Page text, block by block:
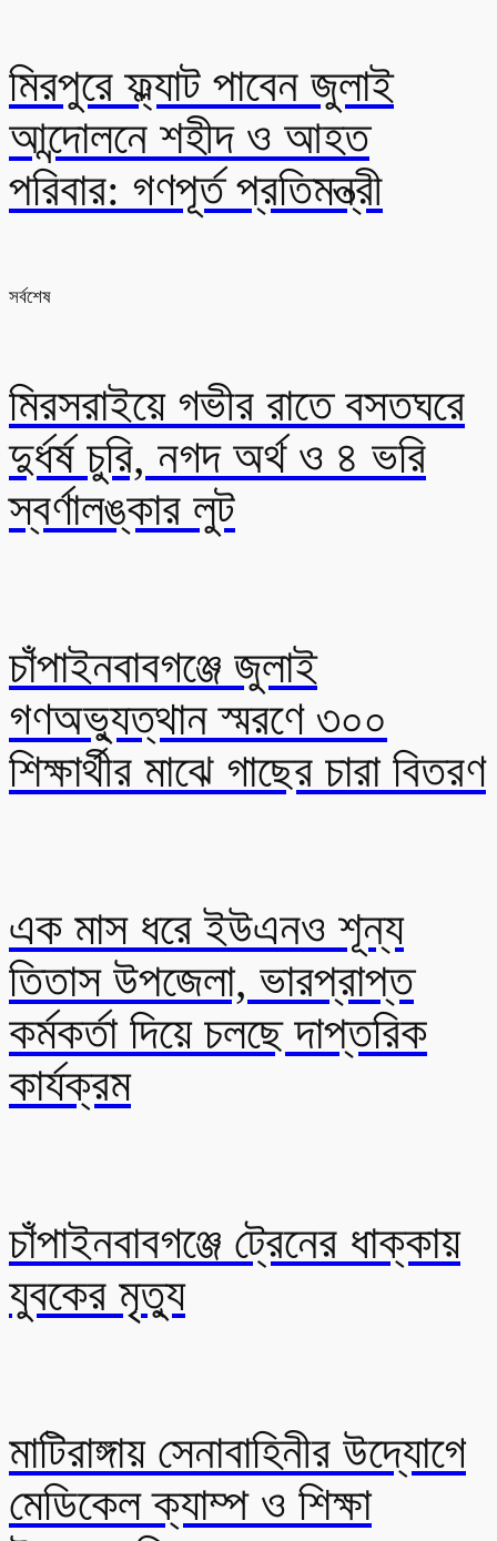
মিরপুরে ফ্ল্যাট পাবেন জুলাই
আন্দোলনে শহীদ ও আহত
পরিবার: গণপূর্ত প্রতিমন্ত্রী
সর্বশেষ
মিরসরাইয়ে গভীর রাতে বসতঘরে
দুর্ধর্ষ চুরি, নগদ অর্থ ও ৪ ভরি
স্বর্ণালঙ্কার লুট
চাঁপাইনবাবগঞ্জে জুলাই
গণঅভ্যুত্থান স্মরণে ৩০০
শিক্ষার্থীর মাঝে গাছের চারা বিতরণ
এক মাস ধরে ইউএনও শূন্য
তিতাস উপজেলা, ভারপ্রাপ্ত
কর্মকর্তা দিয়ে চলছে দাপ্তরিক
কার্যক্রম
চাঁপাইনবাবগঞ্জে ট্রেনের ধাক্কায়
যুবকের মৃত্যু
মাটিরাঙ্গায় সেনাবাহিনীর উদ্যোগে
মেডিকেল ক্যাম্প ও শিক্ষা